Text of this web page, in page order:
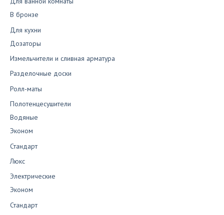
В бронзе
Для кухни
Дозаторы
Измельчители и сливная арматура
Разделочные доски
Ролл-маты
Полотенцесушители
Водяные
Эконом
Стандарт
Люкс
Электрические
Эконом
Стандарт